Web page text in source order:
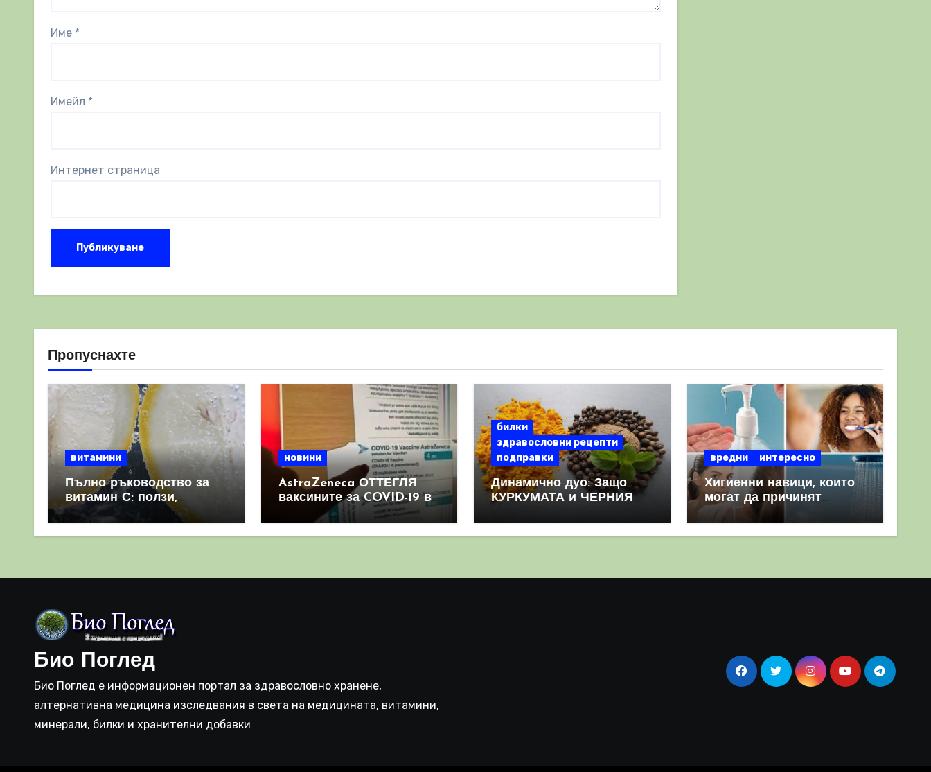
Име *
Имейл *
Интернет страница
Пропуснахте
витамини
Пълно ръководство за
витамин С: ползи,
източници и защо е
важен за имунната
новини
AstraZeneca ОТТЕГЛЯ
ваксините за COVID-19 в
световен мащаб, след
като призна, че те
билки
здравословни рецепти
подправки
Динамично дуо: Защо
КУРКУМАТА и ЧЕРНИЯ
комбинация
вредни интересно
Хигиенни навици, които
могат да причинят
повече вреда, отколкото
полза
Био Поглед
Био Поглед е информационен портал за здравословно хранене,
алтернативна медицина изследвания в света на медицината, витамини,
минерали, билки и хранителни добавки